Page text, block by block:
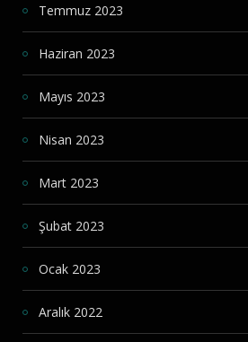
Temmuz 2023
Haziran 2023
Mayıs 2023
Nisan 2023
Mart 2023
Şubat 2023
Ocak 2023
Aralık 2022